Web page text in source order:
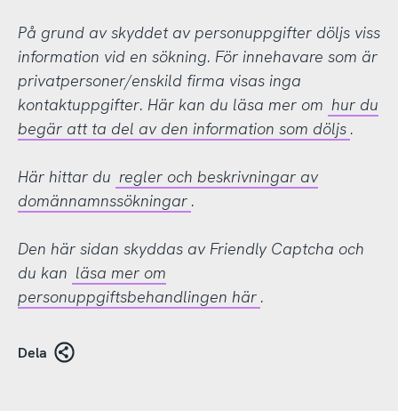
På grund av skyddet av personuppgifter döljs viss
information vid en sökning. För innehavare som är
privatpersoner/enskild firma visas inga
kontaktuppgifter. Här kan du läsa mer om hur du
begär att ta del av den information som döljs .
Här hittar du regler och beskrivningar av
domännamnssökningar .
Den här sidan skyddas av Friendly Captcha och
du kan läsa mer om
personuppgiftsbehandlingen här .
Dela